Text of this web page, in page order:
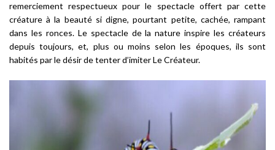
remerciement respectueux pour le spectacle offert par cette
créature à la beauté si digne, pourtant petite, cachée, rampant
dans les ronces. Le spectacle de la nature inspire les créateurs
depuis toujours, et, plus ou moins selon les époques, ils sont
habités par le désir de tenter d’imiter Le Créateur.